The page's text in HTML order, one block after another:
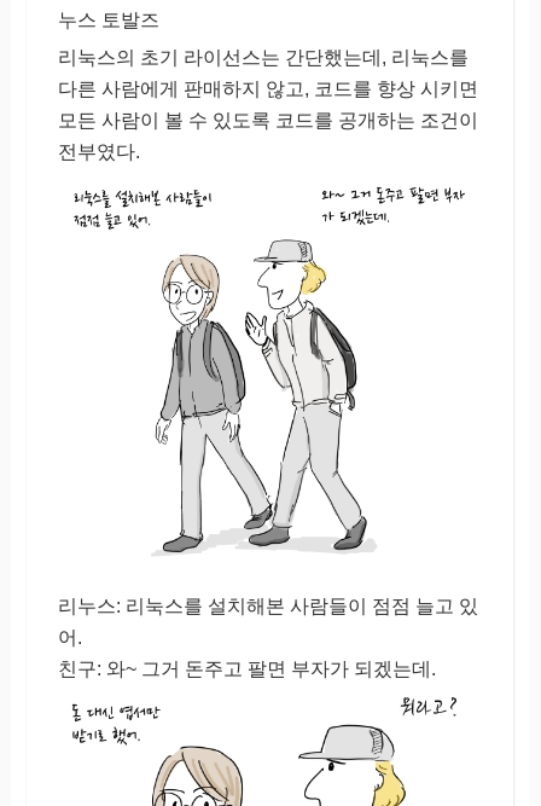
누스 토발즈
리눅스의 초기 라이선스는 간단했는데, 리눅스를
다른 사람에게 판매하지 않고, 코드를 향상 시키면
모든 사람이 볼 수 있도록 코드를 공개하는 조건이
전부였다.
리누스: 리눅스를 설치해본 사람들이 점점 늘고 있
어.
친구: 와~ 그거 돈주고 팔면 부자가 되겠는데.